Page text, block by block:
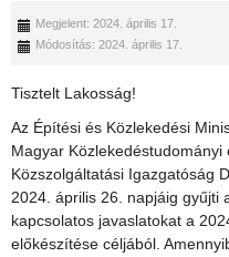
Megjelent: 2024. április 17.
Módosítás: 2024. április 17.
Tisztelt Lakosság!
Az Építési és Közlekedési
Magyar Közlekedéstudományi
Közszolgáltatási Igazgatóság
2024. április 26. napjáig gyűjti
kapcsolatos javaslatokat a
előkészítése céljából.